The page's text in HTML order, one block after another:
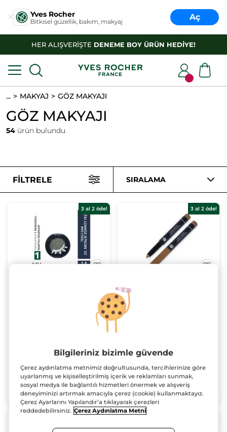
Yves Rocher
Bitkisel güzellik, bakım, makyaj Aç
HER ALIŞVERİŞTE DENEME BOY ÜRÜN HEDİYE!
... MAKYAJ GÖZ MAKYAJI
GÖZ MAKYAJI
54 ürün bulundu
FILTRELE SIRALAMA
3 al 2 öde!
SEPETE EKLE
3 al 2 öde!
Far Bronz
Kalem
SEPETE EKLE
3 al 2 öde!
Bilgileriniz bizimle güvende
Çerez aydınlatma metnimiz doğrultusunda, tercihlerinize göre
uyarlanmış ve kişiselleştirilmiş içerik ve reklamları sunmak,
sosyal medya ile bağlantılı hizmetleri önermek ve alışveriş
deneyiminizi artırmak amacıyla çerez (cookie) kullanmaktayız.
Çerez Ayarlarını Yapılandır’a tıklayarak çerezleri
reddedebilirsiniz. Çerez Aydınlatma Metni